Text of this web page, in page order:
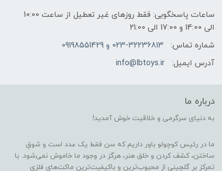
ساعات پاسخگویی: فقط روزهای غیر تعطیل از ساعت 10:00
الی 14:00 و 17:00 الی 21:00
شماره تماس:
023-32236813 و 09198551429
آدرس ایمیل:
info@lbtoys.ir
درباره ما
به دنیای سرگرمی و خلاقیت خوش آمدید!
ما در رئیس کوچولو باور داریم که سن فقط یک عدد است و شوقِ
ساختن، کشف کردن و خلق هنر، هرگز در وجود ما خاموش نمی‌شود. با
تمرکز بر گلچینی از محبوب‌ترین و باکیفیت‌ترین ماکت‌های فلزی